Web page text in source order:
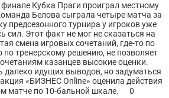
Кубка Праги проиграл местному
Белова сыграла четыре матча за
предсезонного турнира у игроков уже
сил. Этот факт не мог не сказаться на
смена игровых сочетаний, где-то по
по тренерскому решению, не позволяет
казанцев высокие оценки.
далеко идущих выводов, но задуматься
«БИЗНЕС Online» оценила действия
матче по 10-бальной шкале.
0